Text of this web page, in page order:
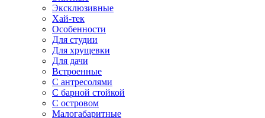
Эксклюзивные
Хай-тек
Особенности
Для студии
Для хрущевки
Для дачи
Встроенные
С антресолями
С барной стойкой
С островом
Малогабаритные